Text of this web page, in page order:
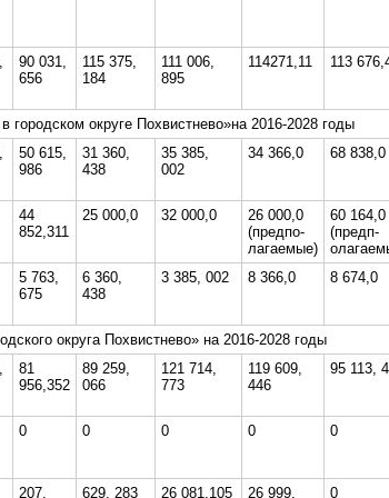
90 031,
656
115 375,
184
111 006,
895
114271,11 113
округе Похвистнево»на 2016-2028 годы
50 615,
986
31 360,
438
35 385,
002
34 366,0 68 838,0
44
852,311
25 000,0 32 000,0
26 000,0
(предпо-
лагаемые)
60 164,0
(предп-
5 763,
675
6 360,
438
3 385, 002 8 366,0 8 674,0
округа Похвистнево» на 2016-2028 годы
81
956,352
89 259,
066
121 714,
773
119 609,
446
95 113,
0 0 0 0 0
207, 629, 283 26 081,105 26 999, 0